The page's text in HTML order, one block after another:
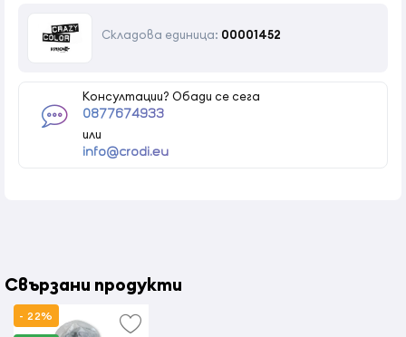
Складова единица: 00001452
Консултации? Обади се сега
0877674933
или
info@crodi.eu
Свързани продукти
- 22%